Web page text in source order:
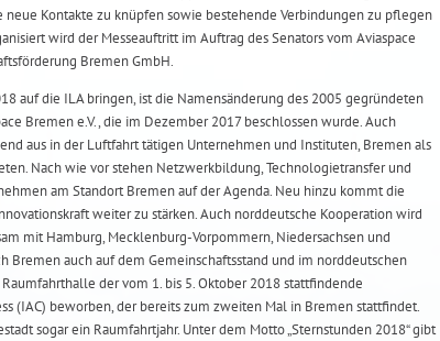
Kontakte zu knüpfen sowie bestehende Verbindungen zu pflegen
wird der Messeauftritt im Auftrag des Senators vom Aviaspace
Bremen GmbH.
auf die ILA bringen, ist die Namensänderung des 2005 gegründeten
Bremen e.V., die im Dezember 2017 beschlossen wurde. Auch
aus in der Luftfahrt tätigen Unternehmen und Instituten, Bremen als
Nach wie vor stehen Netzwerkbildung, Technologietransfer und
am Standort Bremen auf der Agenda. Neu hinzu kommt die
weiter zu stärken. Auch norddeutsche Kooperation wird
mit Hamburg, Mecklenburg-Vorpommern, Niedersachsen und
Bremen auch auf dem Gemeinschaftsstand und im norddeutschen
der vom 1. bis 5. Oktober 2018 stattfindende
(IAC) beworben, der bereits zum zweiten Mal in Bremen stattfindet.
sogar ein Raumfahrtjahr. Unter dem Motto „Sternstunden 2018“ gibt